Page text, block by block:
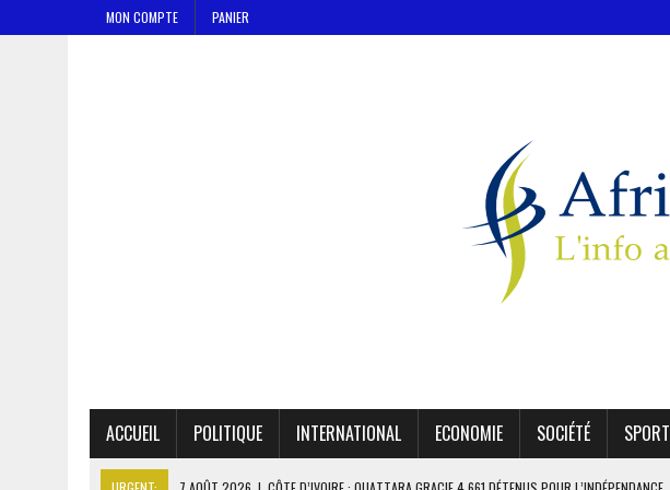
MON COMPTE PANIER
ACCUEIL POLITIQUE INTERNATIONAL ECONOMIE SOCIÉTÉ SPORT